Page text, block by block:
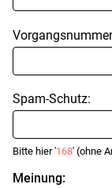
Spam-Schutz:
Bitte hier '168' (ohne
Meinung: